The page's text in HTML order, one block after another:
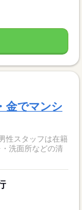
金でマンシ
性スタッフは在籍